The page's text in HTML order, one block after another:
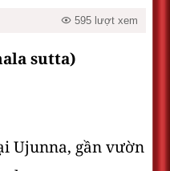
595 lượt xem
sutta)
Ujunna, gần vườn